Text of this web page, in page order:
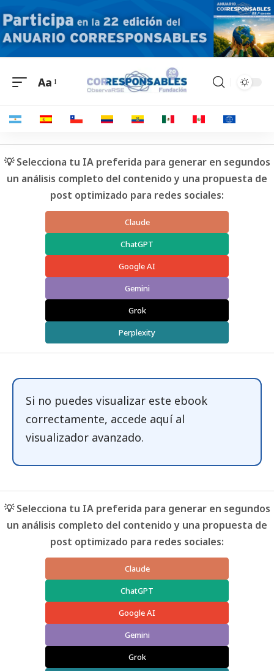
Aa
💡 Selecciona tu IA preferida para generar en segundos
un análisis completo del contenido y una propuesta de
post optimizado para redes sociales:
Claude
ChatGPT
Google AI
Gemini
Grok
Perplexity
Si no puedes visualizar este ebook
correctamente, accede aquíal
visualizador avanzado.
💡 Selecciona tu IA preferida para generar en segundos
un análisis completo del contenido y una propuesta de
post optimizado para redes sociales:
Claude
ChatGPT
Google AI
Gemini
Grok